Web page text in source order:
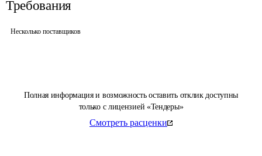
Полная информация и возможность оставить отклик доступны
только с лицензией «Тендеры»
Смотреть расценки
Требования
Несколько поставщиков